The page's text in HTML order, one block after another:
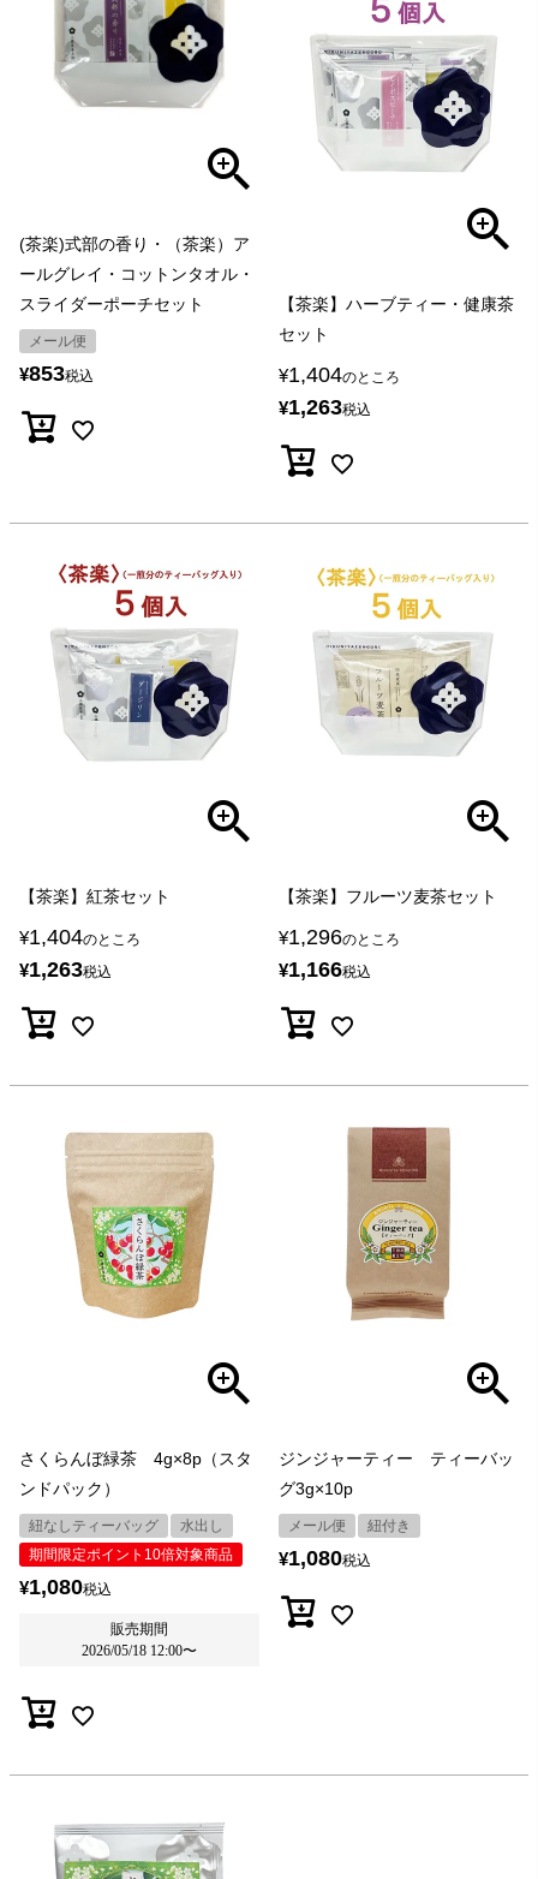
(茶楽)式部の香り・（茶楽）ア
ールグレイ・コットンタオル・
スライダーポーチセット
メール便
¥853税込
【茶楽】ハーブティー・健康茶
セット
¥1,404のところ
¥1,263税込
【茶楽】紅茶セット
¥1,404のところ
¥1,263税込
【茶楽】フルーツ麦茶セット
¥1,296のところ
¥1,166税込
さくらんぼ緑茶 4g×8p（スタ
ンドパック）
紐なしティーバッグ
水出し
期間限定ポイント10倍対象商品
¥1,080税込
販売期間
2026/05/18 12:00〜
ジンジャーティー ティーバッ
グ3g×10p
メール便 紐付き
¥1,080税込